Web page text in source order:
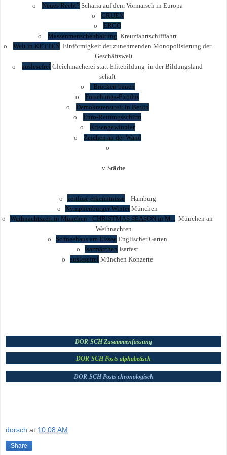
o Neues Recht? Scharia auf dem Vormarsch in Europa
o GRUEN
o ERGO
o Massenmenschenhaltung Kreuzfahrtschifffahrt
o Welt in KETTEN Einförmigkeit der zunehmenden Monopolisierung der
Geschäftswelt
o auslesefrei Gleichmacherei statt Elitebildung in der Bildungsland
schaft
o
Brücken bauen
o Forschungs-Exodus
o Demokratenstreit in Berlin
o Euro-Rettungsschirm
o Krisengewinnler
o Zeichen an der Wand
o
v Städte
o zeitlose erkenntnisse Hamburg
o Nymphenburger WinterMünchen
o Weihnachtszeit in München - CHRISTMAS SEASON in M...
München an
Weihnachten
o Schneehaus am Eissee Englischer Garten
o Isarmärchen Isarfest
o auslesefrei München Konzerte
DOR-SCH Zusammenfassung
DOR-SCH Posts alphabetisch
DOR-SCH Posts chronologisch
dorsch at 10:08 AM
Share